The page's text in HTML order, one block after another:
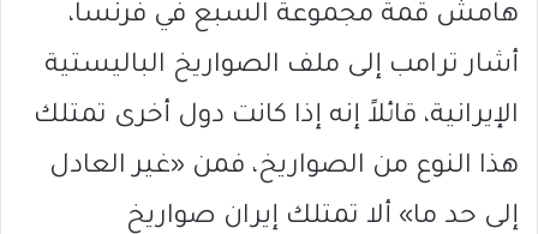
هامش قمة مجموعة السبع في فرنسا،
أشار ترامب إلى ملف الصواريخ الباليستية
الإيرانية، قائلاً إنه إذا كانت دول أخرى تمتلك
هذا النوع من الصواريخ، فمن «غير العادل
إلى حد ما» ألا تمتلك إيران صواريخ